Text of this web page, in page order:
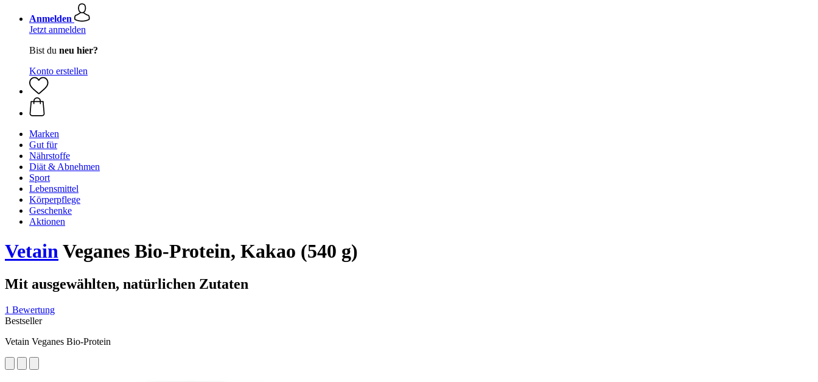
Anmelden
Jetzt anmelden
Bist du neu hier?
Konto erstellen
Marken
Gut für
Nährstoffe
Diät & Abnehmen
Sport
Lebensmittel
Körperpflege
Geschenke
Aktionen
VetainVeganes Bio-Protein, Kakao (540 g)
Mit ausgewählten, natürlichen Zutaten
1 Bewertung
Bestseller
Vetain Veganes Bio-Protein